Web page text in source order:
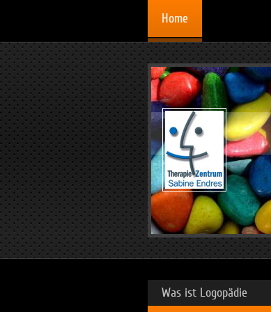
Home
Was ist Logopädie